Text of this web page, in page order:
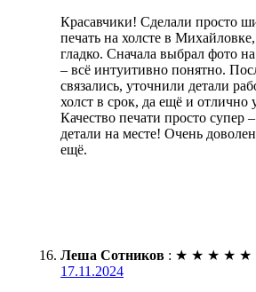
Красавчики! Сделали просто
печать на холсте в
гладко. Сначала выбрал фото
– всё интуитивно понятно.
связались, уточнили детали
холст в срок, да ещё и отлично
Качество печати просто супер
детали на месте! Очень
ещё.
Леша Сотников : ★ ★ ★ ★ ★
17.11.2024